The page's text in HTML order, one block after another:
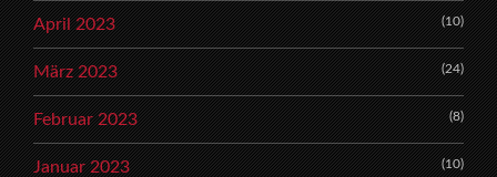
April 2023 (10)
März 2023 (24)
Februar 2023 (8)
Januar 2023 (10)